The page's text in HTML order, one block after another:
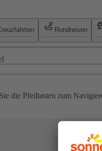
Rundreisen
die Pfeiltasten zum